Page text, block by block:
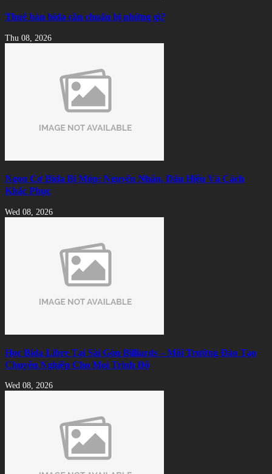
Thuê bàn bida cần chuẩn bị những gì?
Thu 08, 2026
Ngọn Cơ Bida Bị Móp: Nguyên Nhân, Dấu Hiệu Và Cách
Khắc Phục
Wed 08, 2026
Học Bida Libre Tại Sài Gòn Billiards – Môi Trường Đào Tạo
Chuyên Nghiệp Cho Mọi Trình Độ
Wed 08, 2026